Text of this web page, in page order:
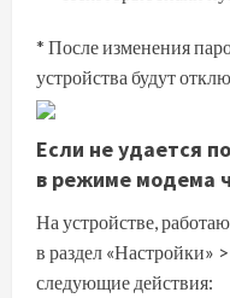
* После изменения
устройства будут
Если не удается
в режиме модема
На устройстве,
в раздел «Настройки»
следующие действия: